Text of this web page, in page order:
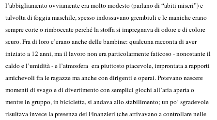
l’abbigliamento ovviamente era molto modesto (parlano di “abiti miseri”) e
talvolta di foggia maschile, spesso indossavano grembiuli e le maniche erano
sempre corte o rimboccate perché la stoffa si impregnava di odore e di colore
scuro. Fra di loro c’erano anche delle bambine: qualcuna racconta di aver
iniziato a 12 anni, ma il lavoro non era particolarmente faticoso - nonostante il
caldo e l’umidità - e l’atmosfera era piuttosto piacevole, improntata a rapporti
amichevoli fra le ragazze ma anche con dirigenti e operai. Potevano nascere
momenti di svago e di divertimento con semplici giochi all’aria aperta o
mentre in gruppo, in bicicletta, si andava allo stabilimento; un po’ sgradevole
risultava invece la presenza dei Finanzieri (che arrivavano a controllare nelle